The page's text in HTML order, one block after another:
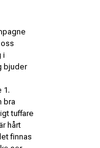
i
bjuder
1.
bra
tuffare
hårt
finnas